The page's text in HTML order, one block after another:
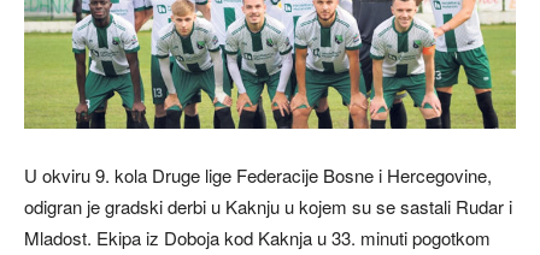
U okviru 9. kola Druge lige Federacije Bosne i Hercegovine,
odigran je gradski derbi u Kaknju u kojem su se sastali Rudar i
Mladost. Ekipa iz Doboja kod Kaknja u 33. minuti pogotkom